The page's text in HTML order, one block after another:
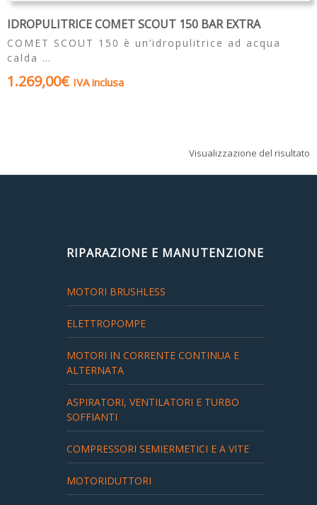
IDROPULITRICE COMET SCOUT 150 BAR EXTRA
COMET SCOUT 150 è un’idropulitrice ad acqua
calda …
1.269,00€ IVA inclusa
Visualizzazione del risultato
RIPARAZIONE E MANUTENZIONE
MOTORI BRUSHLESS
ELETTROPOMPE
MOTORI IN CORRENTE CONTINUA E
ALTERNATA
ASPIRATORI, VENTILATORI E TURBO
SOFFIANTI
COMPRESSORI SEMIERMETICI E A VITE
MOTORIDUTTORI